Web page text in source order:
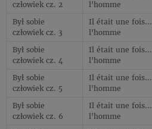
człowiek cz. 2
l'homme
Był sobie
człowiek cz. 3
Il était une fois...
l'homme
Był sobie
człowiek cz. 4
Il était une fois...
l'homme
Był sobie
człowiek cz. 5
Il était une fois...
l'homme
Był sobie
człowiek cz. 6
Il était une fois...
l'homme